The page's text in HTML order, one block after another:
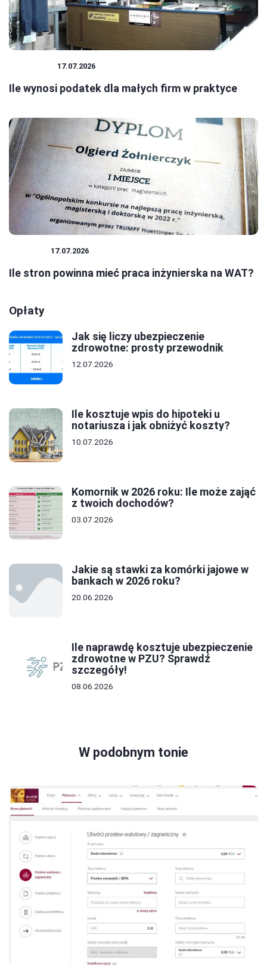
17.07.2026
Ile wynosi podatek dla małych firm w praktyce
17.07.2026
Ile stron powinna mieć praca inżynierska na WAT?
Opłaty
Jak się liczy ubezpieczenie
zdrowotne: prosty przewodnik
12.07.2026
Ile kosztuje wpis do hipoteki u
notariusza i jak obniżyć koszty?
10.07.2026
Komornik w 2026 roku: Ile może zająć
z twoich dochodów?
03.07.2026
Jakie są stawki za komórki jajowe w
bankach w 2026 roku?
20.06.2026
Ile naprawdę kosztuje ubezpieczenie
zdrowotne w PZU? Sprawdź
szczegóły!
08.06.2026
W podobnym tonie